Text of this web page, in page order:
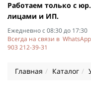
Работаем только с юр.
лицами и ИП.
Ежедневно с 08:30 до 17:30
Всегда на связи в
903 212-39-31
Главная Каталог